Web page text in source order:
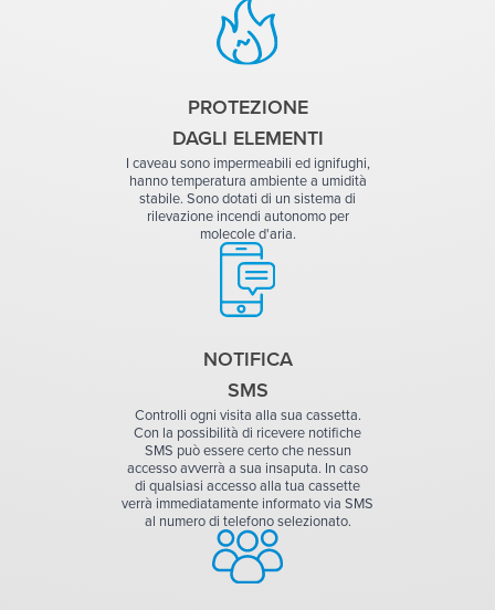
PROTEZIONE
DAGLI ELEMENTI
I caveau sono impermeabili ed ignifughi,
hanno temperatura ambiente a umidità
stabile. Sono dotati di un sistema di
rilevazione incendi autonomo per
molecole d'aria.
NOTIFICA
SMS
Controlli ogni visita alla sua cassetta.
Con la possibilità di ricevere notifiche
SMS può essere certo che nessun
accesso avverrà a sua insaputa. In caso
di qualsiasi accesso alla tua cassette
verrà immediatamente informato via SMS
al numero di telefono selezionato.